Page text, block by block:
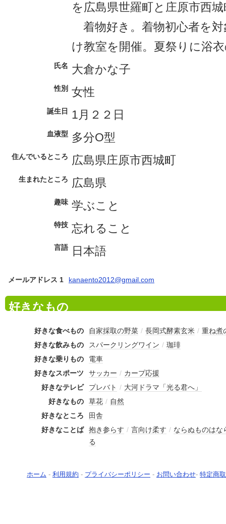
を広島県世羅町と庄原市西
着物好き。着物初心者を
け教室を開催。夏祭りに浴
氏名 大倉かな子
性別 女性
誕生日 1月２２日
血液型 多分O型
住んでいるところ 広島県庄原市西城町
生まれたところ 広島県
趣味 学ぶこと
特技 忘れること
言語 日本語
メールアドレス 1 kanaento2012@gmail.com
好きなもの
好きな食べもの 自家採取の野菜 / 長岡式酵素玄米 / 重ね煮
好きな飲みもの
スパークリングワイン / 珈琲
好きな乗りもの
電車
好きなスポーツ
サッカー / カープ応援
好きなテレビ
プレバト / 大河ドラマ「光る君へ」
好きなもの
草花 / 自然
好きなところ
田舎
好きなことば
抱き参らす / 言向け柔す / ならぬものはな
る
ホーム - 利用規約 - プライバシーポリシー - お問い合わせ- 特定商